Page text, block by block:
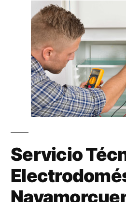
Servicio